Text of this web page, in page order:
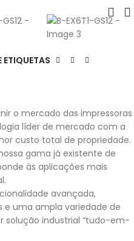
ETIQUETAS
o mercado das impressoras
líder de mercado com a
custo total de propriedade.
gama já existente de
às aplicações mais
avançada,
e uma ampla variedade de
solução industrial “tudo-em-